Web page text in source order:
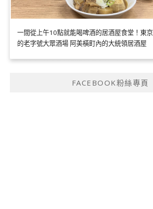
一間從上午10點就能喝啤酒的居酒屋食堂！東
的老字號大眾酒場 阿美橫町內的大統領居酒屋
FACEBOOK粉絲專頁